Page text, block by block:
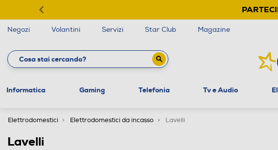
Negozi Volantini Servizi Star Club Magazine
Informatica Gaming Telefonia Tv e Audio
Elettrodomestici Elettrodomestici da incasso Lavelli
Lavelli